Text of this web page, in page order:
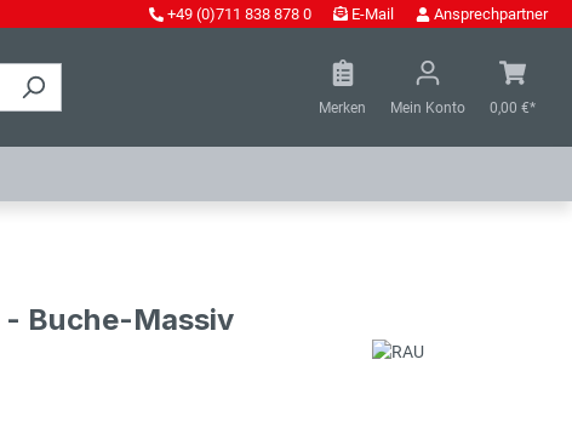
+49 (0)711 838 878 0 E-Mail Ansprechpartner
Merken Mein Konto 0,00 €*
- Buche-Massiv